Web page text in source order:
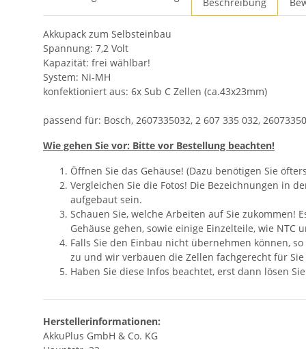
Beschreibung
Akkupack zum Selbsteinbau
Spannung: 7,2 Volt
Kapazität: frei wählbar!
System: Ni-MH
konfektioniert aus: 6x Sub C Zellen (ca.43x23mm)
passend für: Bosch, 2607335032, 2 607 335 032,
Wie gehen Sie vor: Bitte vor Bestellung beachten!
Öffnen Sie das Gehäuse! (Dazu benötigen Sie
Vergleichen Sie die Fotos! Die Bezeichnungen in
aufgebaut sein.
Schauen Sie, welche Arbeiten auf Sie zukommen!
Gehäuse gehen, sowie einige Einzelteile, wie
Falls Sie den Einbau nicht übernehmen können,
zu und wir verbauen die Zellen fachgerecht für Sie
Haben Sie diese Infos beachtet, erst dann lösen
Herstellerinformationen:
AkkuPlus GmbH & Co. KG